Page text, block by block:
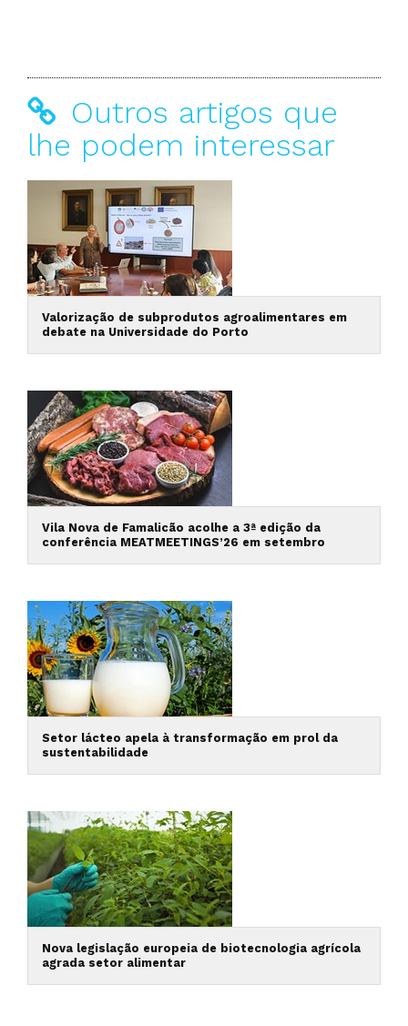
Outros artigos que
lhe podem interessar
Valorização de subprodutos agroalimentares em
debate na Universidade do Porto
Vila Nova de Famalicão acolhe a 3ª edição da
conferência MEATMEETINGS’26 em setembro
Setor lácteo apela à transformação em prol da
sustentabilidade
Nova legislação europeia de biotecnologia agrícola
agrada setor alimentar